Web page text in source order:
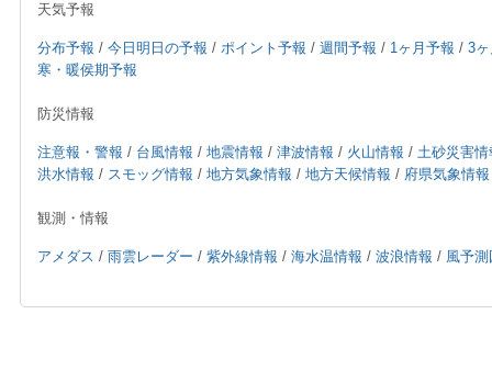
天気予報
分布予報 / 今日明日の予報 / ポイント予報 / 週間予報 / 1ヶ月予報 / 3
寒・暖侯期予報
防災情報
注意報・警報 / 台風情報 / 地震情報 / 津波情報 / 火山情報 / 土砂災害情
洪水情報 / スモッグ情報 / 地方気象情報 / 地方天候情報 / 府県気象情報
観測・情報
アメダス / 雨雲レーダー / 紫外線情報 / 海水温情報 / 波浪情報 / 風予測